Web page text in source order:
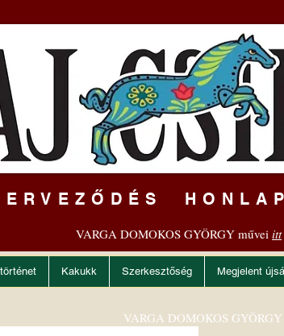
VARGA DOMOKOS GYÖRGY művei itt
Kakukk Szerkesztőség Megjelent
VARGA DOMOKOS